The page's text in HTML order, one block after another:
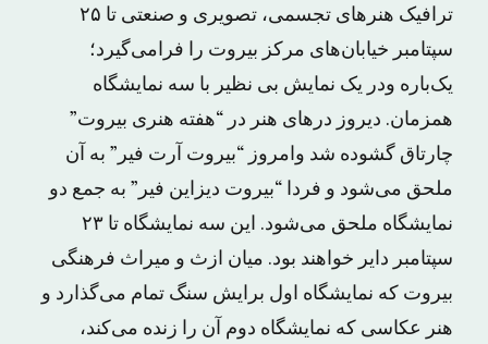
ترافیک هنرهای تجسمی، تصویری و صنعتی تا ۲۵
سپتامبر خیابان‌های مرکز بیروت را فرامی‌گیرد؛
یک‌باره ودر یک نمایش بی نظیر با سه نمایشگاه
همزمان. دیروز درهای هنر در “هفته هنری بیروت”
چارتاق گشوده شد وامروز “بیروت آرت فیر” به آن
ملحق می‌شود و فردا “بیروت دیزاین فیر” به جمع دو
نمایشگاه ملحق می‌شود. این سه نمایشگاه تا ۲۳
سپتامبر دایر خواهند بود. میان ازث و میراث فرهنگی
بیروت که نمایشگاه اول برایش سنگ تمام می‌گذارد و
هنر عکاسی که نمایشگاه دوم آن را زنده می‌کند،